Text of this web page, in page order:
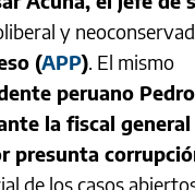
y
(APP). El mismo
peruano
la fiscal
presunta
de los casos